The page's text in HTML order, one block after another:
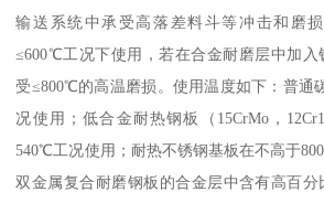
输送系统中承受高落差料斗等冲击和磨
≤600℃工况下使用，若在合金耐磨层中加入
受≤800℃的高温磨损。使用温度如下：普通
况使用；低合金耐热钢板（15CrMo，
540℃工况使用；耐热不锈钢基板在不高于
双金属复合耐磨钢板的合金层中含有高百